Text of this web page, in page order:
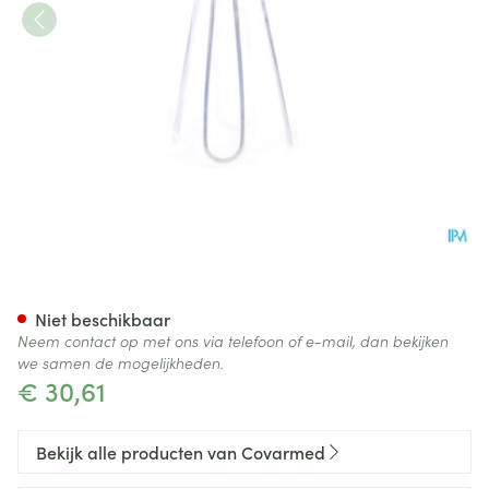
€ 30,61
Niet beschikbaar
Neem contact op met ons via telefoon of e-mail, dan bekijken
we samen de mogelijkheden.
Bekijk alle producten van Covarmed